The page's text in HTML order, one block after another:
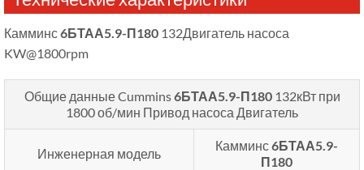
Камминс6БТАА5.9-П180 132Двигатель насоса
KW@1800rpm
Общие данные Cummins6БТАА5.9-П180132кВт при
1800 об/мин Привод насоса Двигатель
Инженерная модель
Камминс6БТАА5.9-
П180